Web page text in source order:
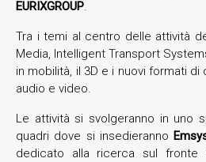
EURIXGROUP.
Tra i temi al centro delle attività
Media, Intelligent Transport
in mobilità, il 3D e i nuovi formati
audio e video.
Le attività si svolgeranno in uno
quadri dove si insedieranno
dedicato alla ricerca sul fronte